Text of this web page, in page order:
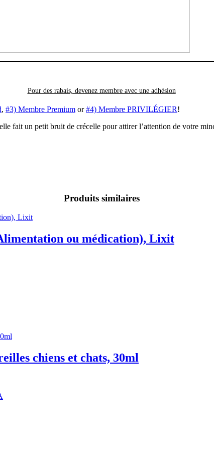
Pour des rabais, devenez membre avec une adhésion
, #3) Membre Premium or#4) Membre PRIVILÉGIER!
fait un petit bruit de crécelle pour attirer l’attention de votre
Produits similaires
ou médication), Lixit
chiens et chats, 30ml